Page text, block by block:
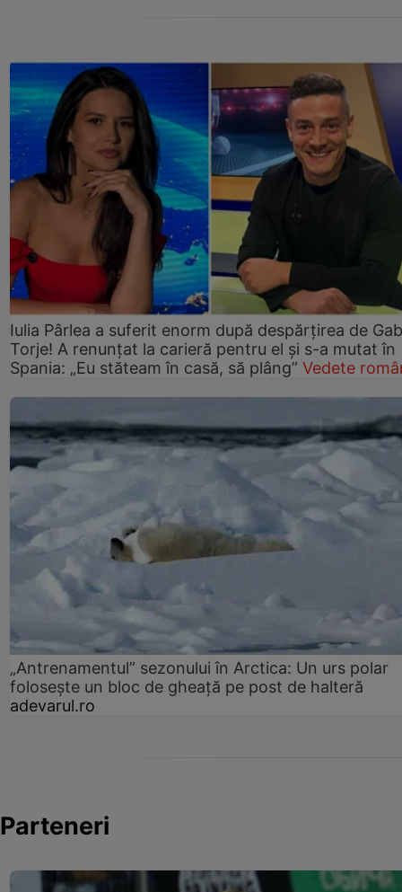
Iulia Pârlea a suferit enorm după despărțirea de
Torje! A renunțat la carieră pentru el și s-a mutat în
Spania: „Eu stăteam în casă, să plâng” Vedete
„Antrenamentul” sezonului în Arctica: Un urs polar
folosește un bloc de gheață pe post de halteră
adevarul.ro
Parteneri